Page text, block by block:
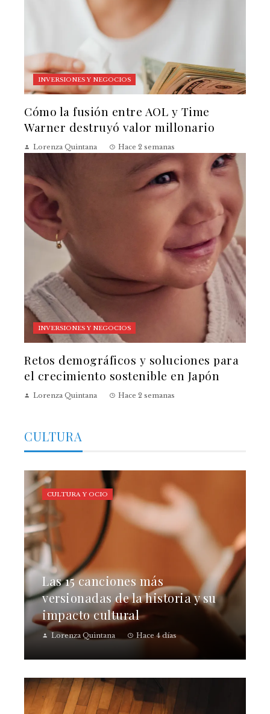
INVERSIONES Y NEGOCIOS
Cómo la fusión entre AOL y Time
Warner destruyó valor millonario
Lorenza Quintana Hace 2 semanas
INVERSIONES Y NEGOCIOS
Retos demográficos y soluciones para
el crecimiento sostenible en Japón
Lorenza Quintana Hace 2 semanas
CULTURA
Las 15 canciones más
versionadas de la historia y su
impacto cultural
Lorenza Quintana Hace 4 días
CULTURA Y OCIO